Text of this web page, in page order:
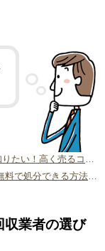
収業者の選び